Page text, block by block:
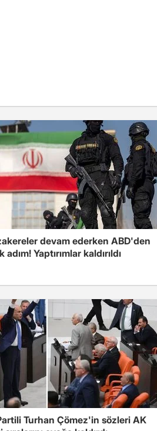
devam ederken ABD'den
adım! Yaptırımlar kaldırıldı
Turhan Çömez'in sözleri AK